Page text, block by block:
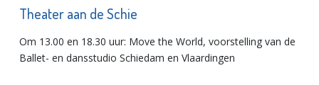
Theater aan de Schie
Om 13.00 en 18.30 uur: Move the World, voorstelling van de
Ballet- en dansstudio Schiedam en Vlaardingen